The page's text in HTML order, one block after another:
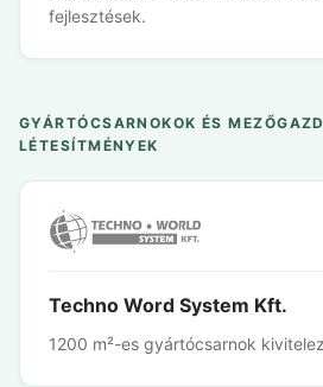
fejlesztések.
GYÁRTÓCSARNOKOK ÉS
LÉTESÍTMÉNYEK
Techno Word System Kft.
1200 m²-es gyártócsarnok